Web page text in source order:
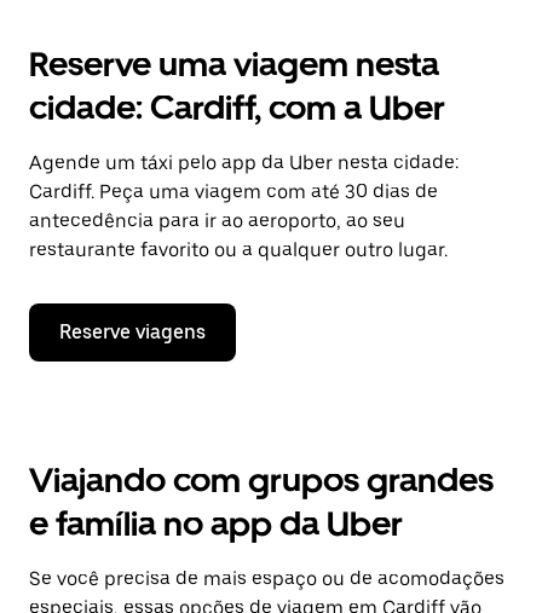
Reserve uma viagem nesta
cidade: Cardiff, com a Uber
Agende um táxi pelo app da Uber nesta cidade:
Cardiff. Peça uma viagem com até 30 dias de
antecedência para ir ao aeroporto, ao seu
restaurante favorito ou a qualquer outro lugar.
Reserve viagens
Viajando com grupos grandes
e família no app da Uber
Se você precisa de mais espaço ou de acomodações
especiais, essas opções de viagem em Cardiff vão